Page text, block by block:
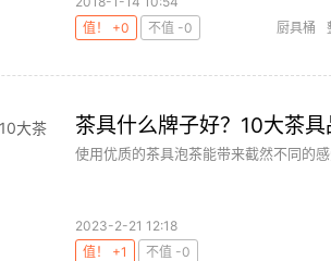
值！ +0
不值 -0 厨具桶
茶具什么牌子好？10大茶
使用优质的茶具泡茶能带来截然不同的
2023-2-21 12:18
值！ +1
不值 -0